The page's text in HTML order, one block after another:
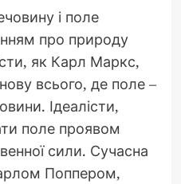
і поле
про природу
як Карл Маркс,
всього, де поле –
Ідеалісти,
поле проявом
сили. Сучасна
Поппером,